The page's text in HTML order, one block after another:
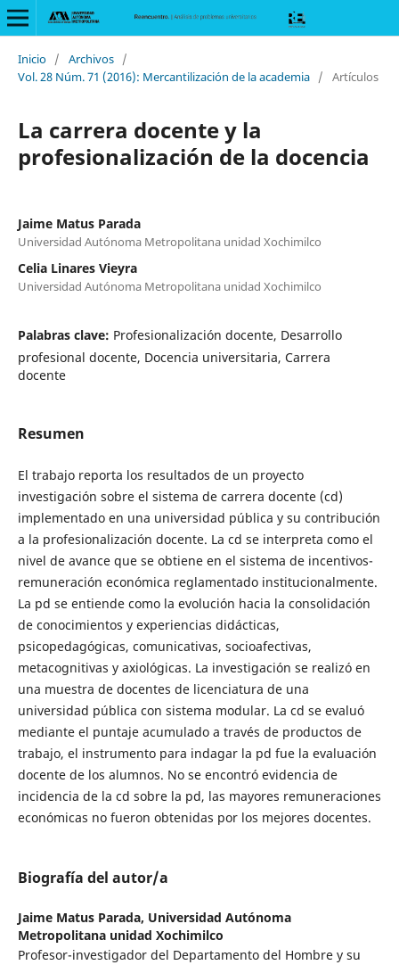
Inicio / Archivos /
Vol. 28 Núm. 71 (2016): Mercantilización de la academia / Artículos
La carrera docente y la
profesionalización de la docencia
Jaime Matus Parada
Universidad Autónoma Metropolitana unidad Xochimilco
Celia Linares Vieyra
Universidad Autónoma Metropolitana unidad Xochimilco
Palabras clave: Profesionalización docente, Desarrollo
profesional docente, Docencia universitaria, Carrera
docente
Resumen
El trabajo reporta los resultados de un proyecto
investigación sobre el sistema de carrera docente (cd)
implementado en una universidad pública y su contribución
a la profesionalización docente. La cd se interpreta como el
nivel de avance que se obtiene en el sistema de incentivos-
remuneración económica reglamentado institucionalmente.
La pd se entiende como la evolución hacia la consolidación
de conocimientos y experiencias didácticas,
psicopedagógicas, comunicativas, socioafectivas,
metacognitivas y axiológicas. La investigación se realizó en
una muestra de docentes de licenciatura de una
universidad pública con sistema modular. La cd se evaluó
mediante el puntaje acumulado a través de productos de
trabajo, el instrumento para indagar la pd fue la evaluación
docente de los alumnos. No se encontró evidencia de
incidencia de la cd sobre la pd, las mayores remuneraciones
económicas no fueron obtenidas por los mejores docentes.
Biografía del autor/a
Jaime Matus Parada, Universidad Autónoma
Metropolitana unidad Xochimilco
Profesor-investigador del Departamento del Hombre y su